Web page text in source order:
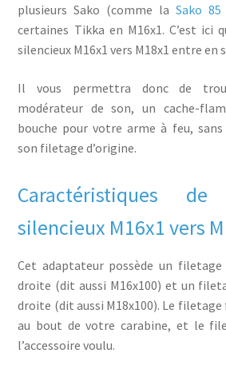
plusieurs Sako (comme laSako
certaines Tikka en M16x1. C’est ici
silencieux M16x1 vers M18x1 entre en
Il vous permettra donc de
modérateur de son, un cache-
bouche pour votre arme à feu,
son filetage d’origine.
Caractéristiques de
silencieux M16x1 vers
Cet adaptateur possède un
droite (dit aussi M16x100) et un
droite (dit aussi M18x100). Le filetage
au bout de votre carabine, et le
l’accessoire voulu.